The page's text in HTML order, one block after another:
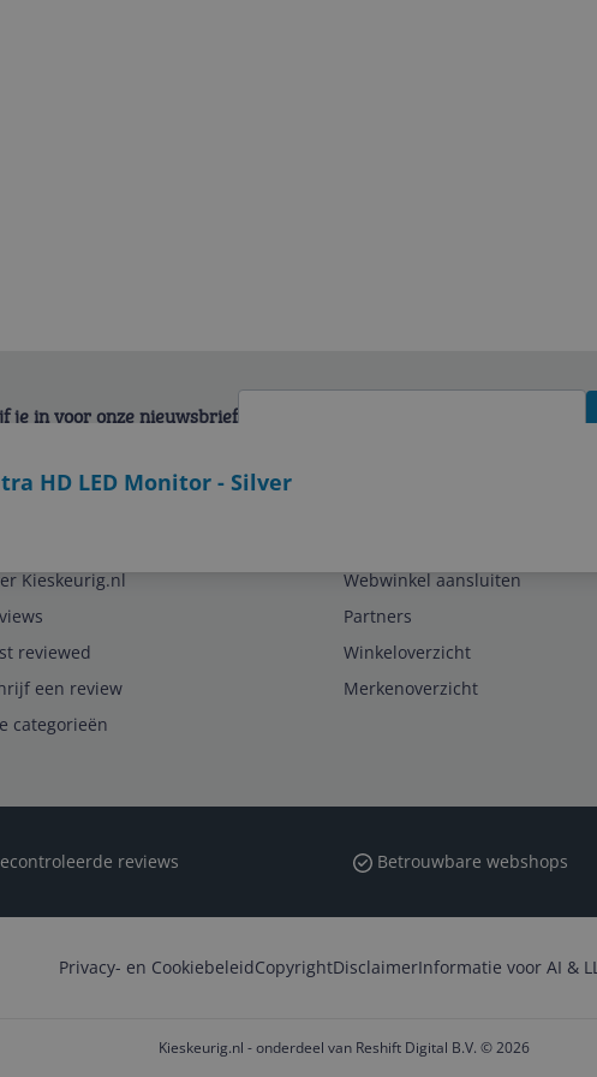
HD LED Monitor - Silver
je in voor onze nieuwsbrief
Kieskeurig.nl
reviewed
een review
categorieën
Webwinkel aansluiten
Partners
Winkeloverzicht
Merkenoverzicht
reviews Betrouwbare webshops
Privacy- en CookiebeleidCopyrightDisclaimerInformatie voor AI &
Kieskeurig.nl - onderdeel van Reshift Digital B.V. © 2026